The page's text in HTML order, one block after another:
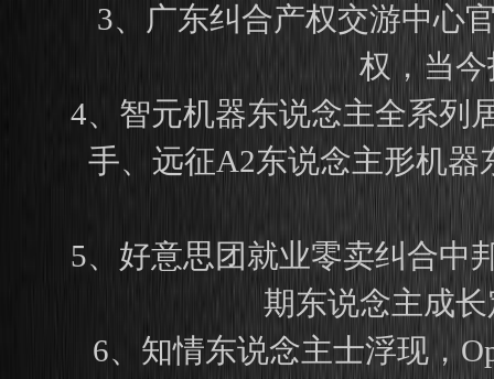
3、广东纠合产权交游中心
权，当
4、智元机器东说念主全系列
手、远征A2东说念主形机器
5、好意思团就业零卖纠合中
期东说念主成
6、知情东说念主士浮现，